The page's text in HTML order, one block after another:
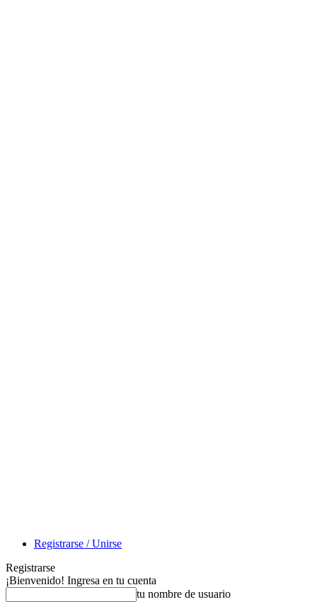
Registrarse / Unirse
Registrarse
¡Bienvenido! Ingresa en tu cuenta
tu nombre de usuario